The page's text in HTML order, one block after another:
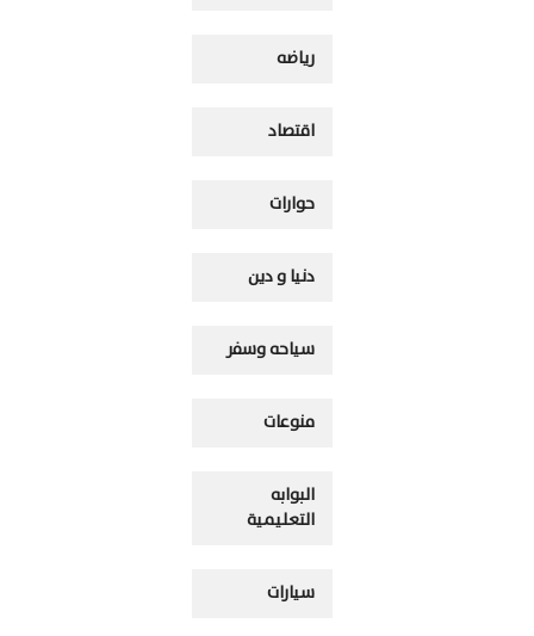
رياضه
اقتصاد
حوارات
دنيا و دين
سياحه وسفر
منوعات
البوابه
التعليمية
سيارات